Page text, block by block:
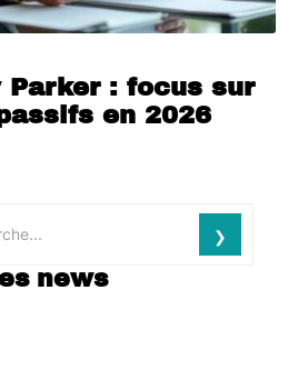
Parker : focus sur
en 2026
news